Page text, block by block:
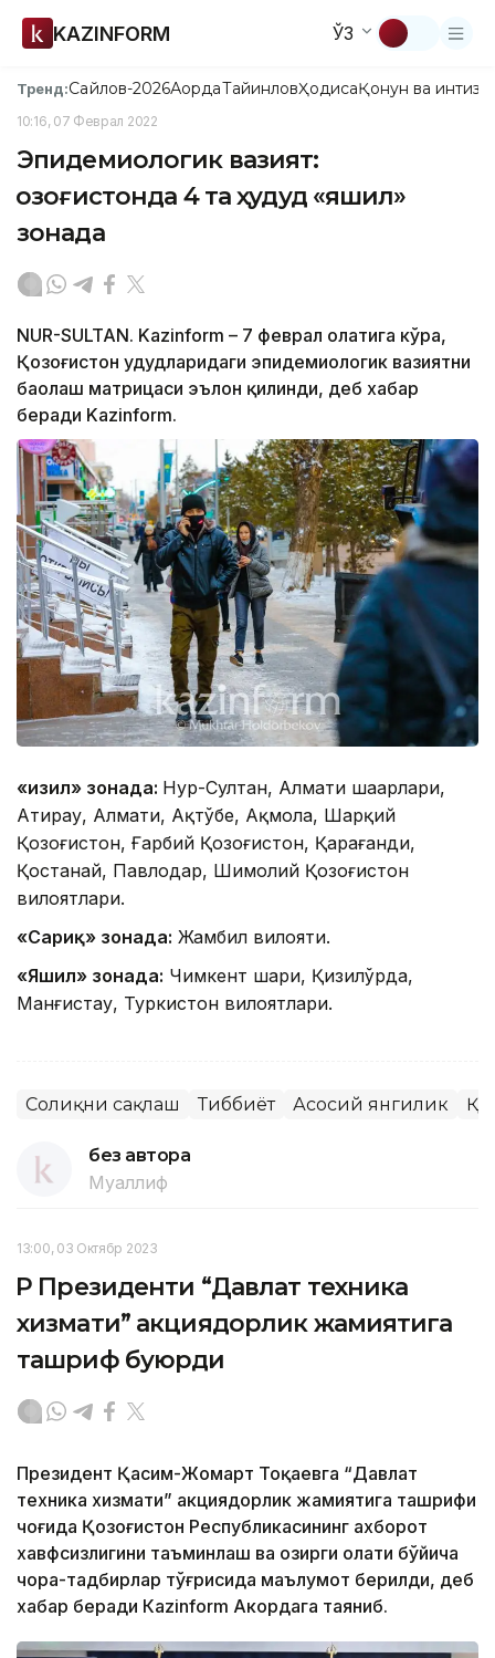
KAZINFORM ЎЗ
Тренд:Сайлов-2026АқордаТайинловҲодисаҚонун ва
10:16, 07 Феврал 2022
Эпидемиологик вазият:
Қозоғистонда 4 та ҳудуд «яшил»
зонада
NUR-SULTAN. Kazinform – 7 феврал ҳолатига кўра,
Қозоғистон ҳудудларидаги эпидемиологик вазиятни
баҳолаш матрицаси эълон қилинди, деб хабар
беради Kazinform.
«Қизил» зонада: Нур-Султан, Алмати шаҳарлари,
Атирау, Алмати, Ақтўбе, Ақмола, Шарқий
Қозоғистон, Ғарбий Қозоғистон, Қарағанди,
Қостанай, Павлодар, Шимолий Қозоғистон
вилоятлари.
«Сариқ» зонада: Жамбил вилояти.
«Яшил» зонада: Чимкент шаҳри, Қизилўрда,
Манғистау, Туркистон вилоятлари.
Соғлиқни сақлаш Тиббиёт Асосий янгилик ҚР
без автора
Муаллиф
13:00, 03 Октябр 2023
ҚР Президенти “Давлат техника
хизмати” акциядорлик жамиятига
ташриф буюрди
Президент Қасим-Жомарт Тоқаевга “Давлат
техника хизмати” акциядорлик жамиятига ташрифи
чоғида Қозоғистон Республикасининг ахборот
хавфсизлигини таъминлаш ва ҳозирги ҳолати бўйича
чора-тадбирлар тўғрисида маълумот берилди, деб
хабар беради Каzinform Акордага таяниб.